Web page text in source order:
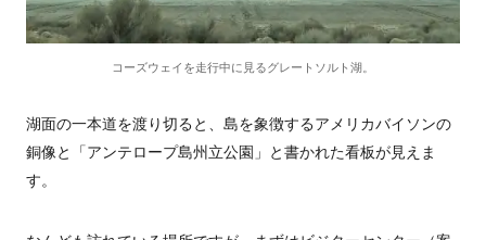
コーズウェイを走行中に見るグレートソルト湖。
湖面の一本道を渡り切ると、島を象徴するアメリカバイソンの
銅像と「アンテロープ島州立公園」と書かれた看板が見えま
す。